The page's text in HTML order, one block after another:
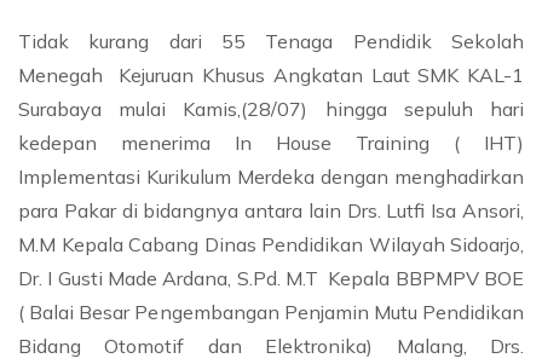
Tidak kurang dari 55 Tenaga Pendidik Sekolah
Menegah Kejuruan Khusus Angkatan Laut SMK KAL-1
Surabaya mulai Kamis,(28/07) hingga sepuluh hari
kedepan menerima In House Training ( IHT)
Implementasi Kurikulum Merdeka dengan menghadirkan
para Pakar di bidangnya antara lain Drs. Lutfi Isa Ansori,
M.M Kepala Cabang Dinas Pendidikan Wilayah Sidoarjo,
Dr. I Gusti Made Ardana, S.Pd. M.T Kepala BBPMPV BOE
( Balai Besar Pengembangan Penjamin Mutu Pendidikan
Bidang Otomotif dan Elektronika) Malang, Drs.